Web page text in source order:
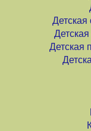
Детская
Детская